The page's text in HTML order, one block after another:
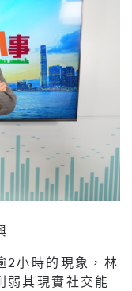
2小時的現象，林
弱其現實社交能